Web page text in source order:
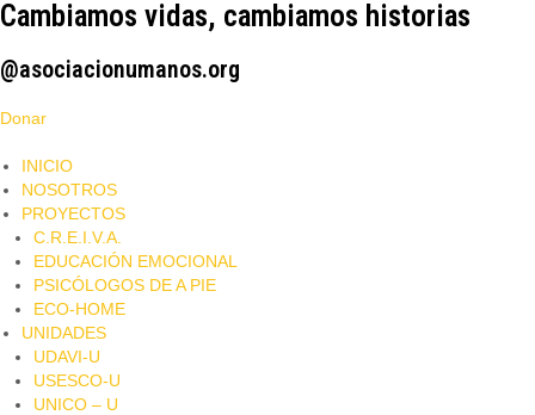
Cambiamos vidas, cambiamos historias
@asociacionumanos.org
Donar
INICIO
NOSOTROS
PROYECTOS
C.R.E.I.V.A.
EDUCACIÓN EMOCIONAL
PSICÓLOGOS DE A PIE​
ECO-HOME
UNIDADES
UDAVI-U
USESCO-U
UNICO – U